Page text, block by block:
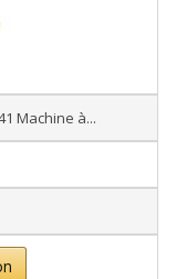
Machine à...